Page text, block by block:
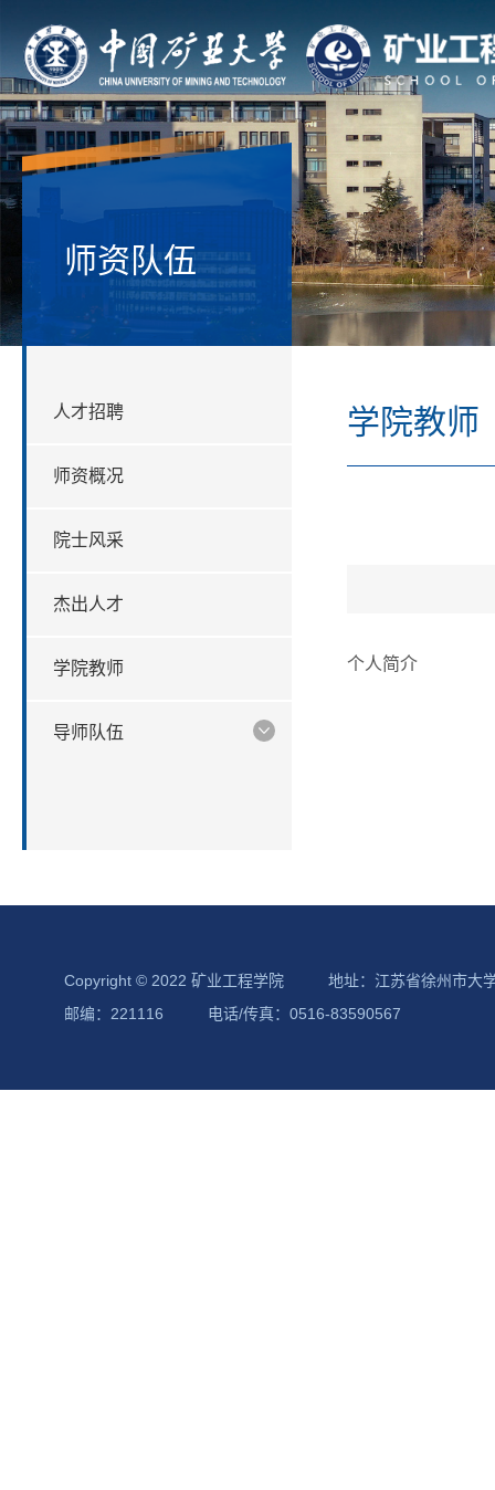
师资队伍
人才招聘
师资概况
院士风采
杰出人才
学院教师
导师队伍
学院教师
个人简介
Copyright © 2022 矿业工程学院
地址：江苏省徐州市大
邮编：221116
电话/传真：0516-83590567